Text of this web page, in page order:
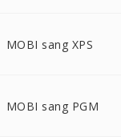
MOBI sang XPS
MOBI sang PGM